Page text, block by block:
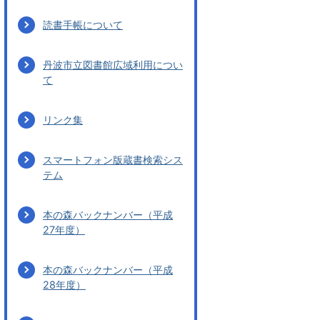
読書手帳について
丹波市立図書館広域利用につい
て
リンク集
スマートフォン版蔵書検索シス
テム
本の森バックナンバー（平成
27年度）
本の森バックナンバー（平成
28年度）